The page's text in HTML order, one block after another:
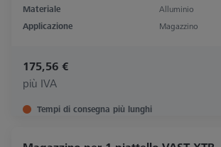
Materiale
Alluminio
Applicazione
Magazzino
175,56 €
più IVA
Tempi di consegna più lunghi